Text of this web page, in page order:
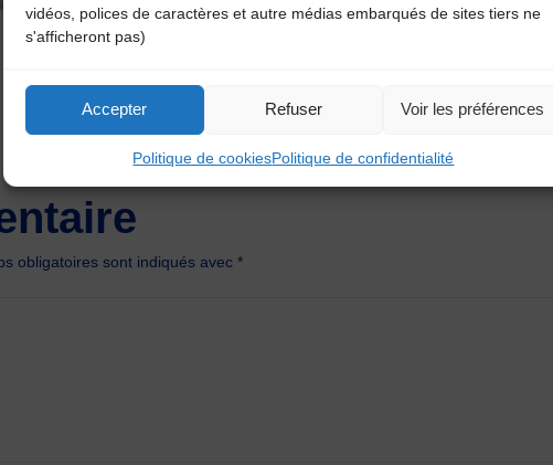
vidéos, polices de caractères et autre médias embarqués de sites tiers ne
s'afficheront pas)
Accepter Refuser Voir les préférences
Politique de cookiesPolitique de confidentialité
obligatoires sont indiqués avec*